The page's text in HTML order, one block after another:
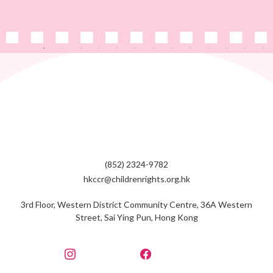
(852) 2324-9782
hkccr@childrenrights.org.hk
3rd Floor, Western District Community Centre, 36A Western
Street, Sai Ying Pun, Hong Kong